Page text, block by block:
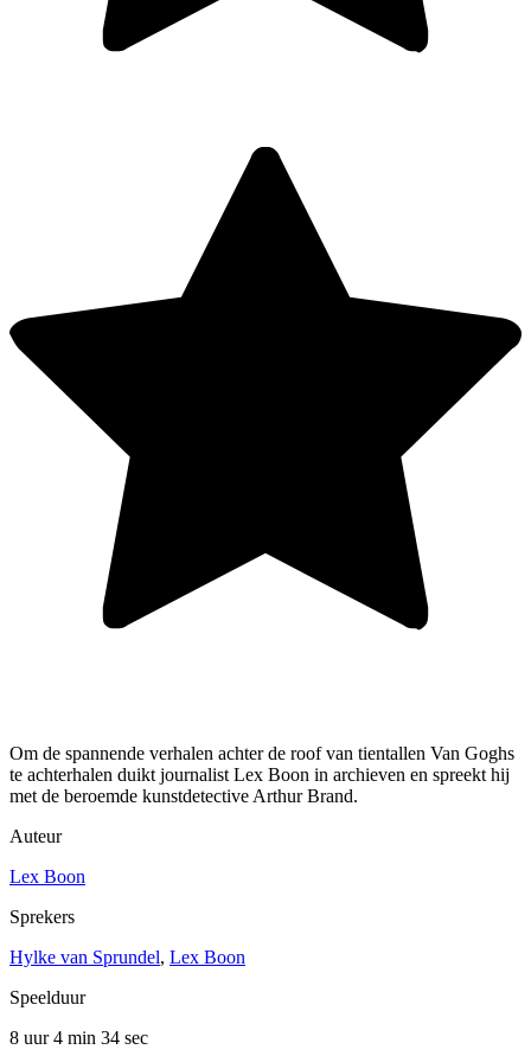
Om de spannende verhalen achter de roof van tientallen Van Goghs
te achterhalen duikt journalist Lex Boon in archieven en spreekt hij
met de beroemde kunstdetective Arthur Brand.
Auteur
Lex Boon
Sprekers
Hylke van Sprundel, Lex Boon
Speelduur
8 uur 4 min 34 sec